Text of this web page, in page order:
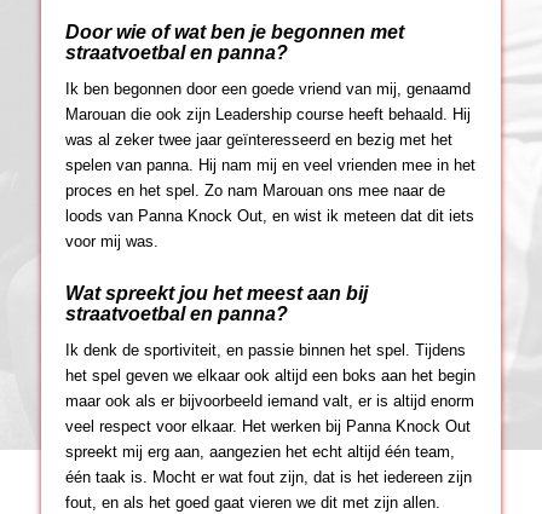
Door wie of wat ben je begonnen met
straatvoetbal en panna?
Ik ben begonnen door een goede vriend van mij, genaamd
Marouan die ook zijn Leadership course heeft behaald. Hij
was al zeker twee jaar geïnteresseerd en bezig met het
spelen van panna. Hij nam mij en veel vrienden mee in het
proces en het spel. Zo nam Marouan ons mee naar de
loods van Panna Knock Out, en wist ik meteen dat dit iets
voor mij was.
Wat spreekt jou het meest aan bij
straatvoetbal en panna?
Ik denk de sportiviteit, en passie binnen het spel. Tijdens
het spel geven we elkaar ook altijd een boks aan het begin
maar ook als er bijvoorbeeld iemand valt, er is altijd enorm
veel respect voor elkaar. Het werken bij Panna Knock Out
spreekt mij erg aan, aangezien het echt altijd één team,
één taak is. Mocht er wat fout zijn, dat is het iedereen zijn
fout, en als het goed gaat vieren we dit met zijn allen.